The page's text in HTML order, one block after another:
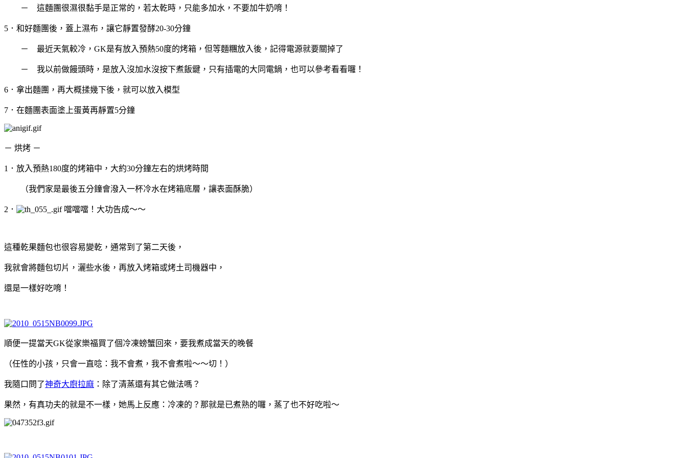
－ 這麵團很濕很黏手是正常的，若太乾時，只能多加水，不要加牛奶唷！
5．和好麵團後，蓋上濕布，讓它靜置發酵20-30分鐘
－ 最近天氣較冷，GK是有放入預熱50度的烤箱，但等麵糰放入後，記得電源就要關掉了
－ 我以前做饅頭時，是放入沒加水沒按下煮飯鍵，只有插電的大同電鍋，也可以參考看看囉！
6．拿出麵團，再大概揉幾下後，就可以放入模型
7．在麵團表面塗上蛋黃再靜置5分鐘
－ 烘烤 －
1．放入預熱180度的烤箱中，大約30分鐘左右的烘烤時間
（我們家是最後五分鐘會潑入一杯冷水在烤箱底層，讓表面酥脆）
2． 噹噹噹！大功告成～～
這種乾果麵包也很容易變乾，通常到了第二天後，
我就會將麵包切片，灑些水後，再放入烤箱或烤土司機器中，
還是一樣好吃唷！
順便一提當天GK從家樂福買了個冷凍螃蟹回來，要我煮成當天的晚餐
（任性的小孩，只會一直唸：我不會煮，我不會煮啦～～切！）
我隨口問了神奇大廚拉麻 ：除了清蒸還有其它做法嗎？
果然，有真功夫的就是不一樣，她馬上反應：冷凍的？那就是已煮熟的囉，蒸了也不好吃啦～